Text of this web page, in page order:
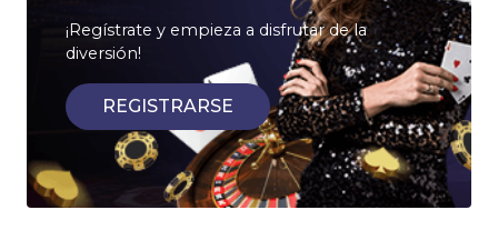
¡Regístrate y empieza a disfrutar de la
diversión!
REGISTRARSE